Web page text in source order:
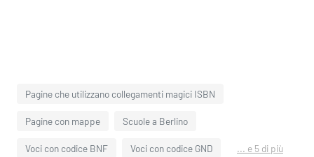
Pagine che utilizzano collegamenti magici ISBN
Pagine con mappe Scuole a Berlino
Voci con codice BNF Voci con codice GND ... e 5 di più